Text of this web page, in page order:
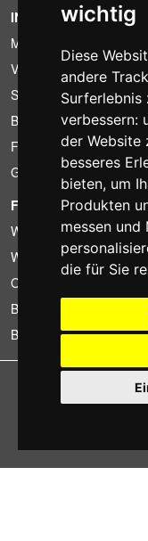
wichtig
Diese
andere
Surferlebnis
verbessern:
der Website
besseres
bieten, um
Produkten
messen
die für Sie
INFORMATION
Mietbedingungen
Verkaufsangebote
Sparpakete
Billiger gefunden?
Finanzierung
Gebrauchtartikel
FOTOCOLOMBO.IT
Wer wir sind
Wo wir sind
Oeffnungszeiten
Bewertungen auf
Bewertungen auf
Copyright ©